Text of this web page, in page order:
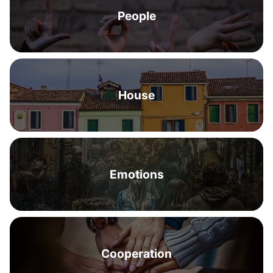
People
House
Emotions
Cooperation